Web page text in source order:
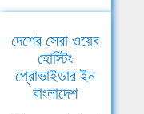
দেশের সেরা ওয়েব
হোস্টিং
প্রোভাইডার ইন
বাংলাদেশ